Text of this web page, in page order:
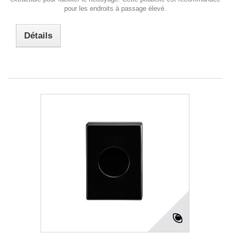
pour les endroits à passage élevé.
Détails